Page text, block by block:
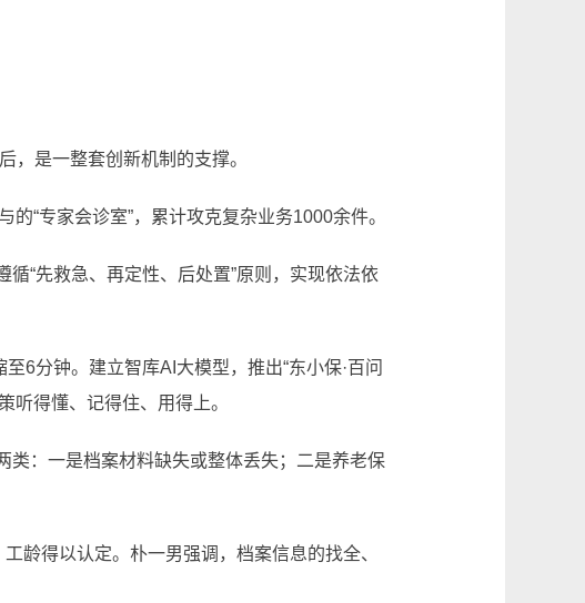
是一整套创新机制的支撑。
“专家会诊室”，累计攻克复杂业务1000余件。
“先救急、再定性、后处置”原则，实现依法依
分钟。建立智库AI大模型，推出“东小保·百问
听得懂、记得住、用得上。
：一是档案材料缺失或整体丢失；二是养老保
得以认定。朴一男强调，档案信息的找全、